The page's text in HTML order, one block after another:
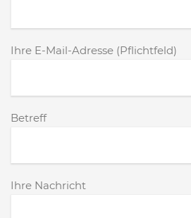
Ihre E-Mail-Adresse (Pflichtfeld)
Betreff
Ihre Nachricht